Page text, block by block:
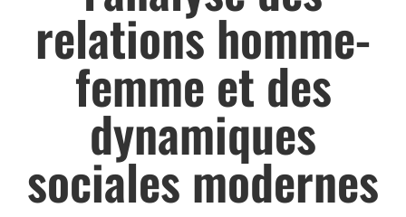
relations homme-
femme et des
dynamiques
sociales modernes